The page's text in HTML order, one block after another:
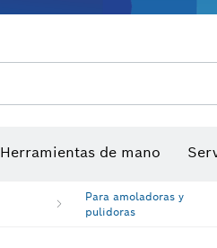
Herramientas de mano
Para amoladoras y
pulidoras